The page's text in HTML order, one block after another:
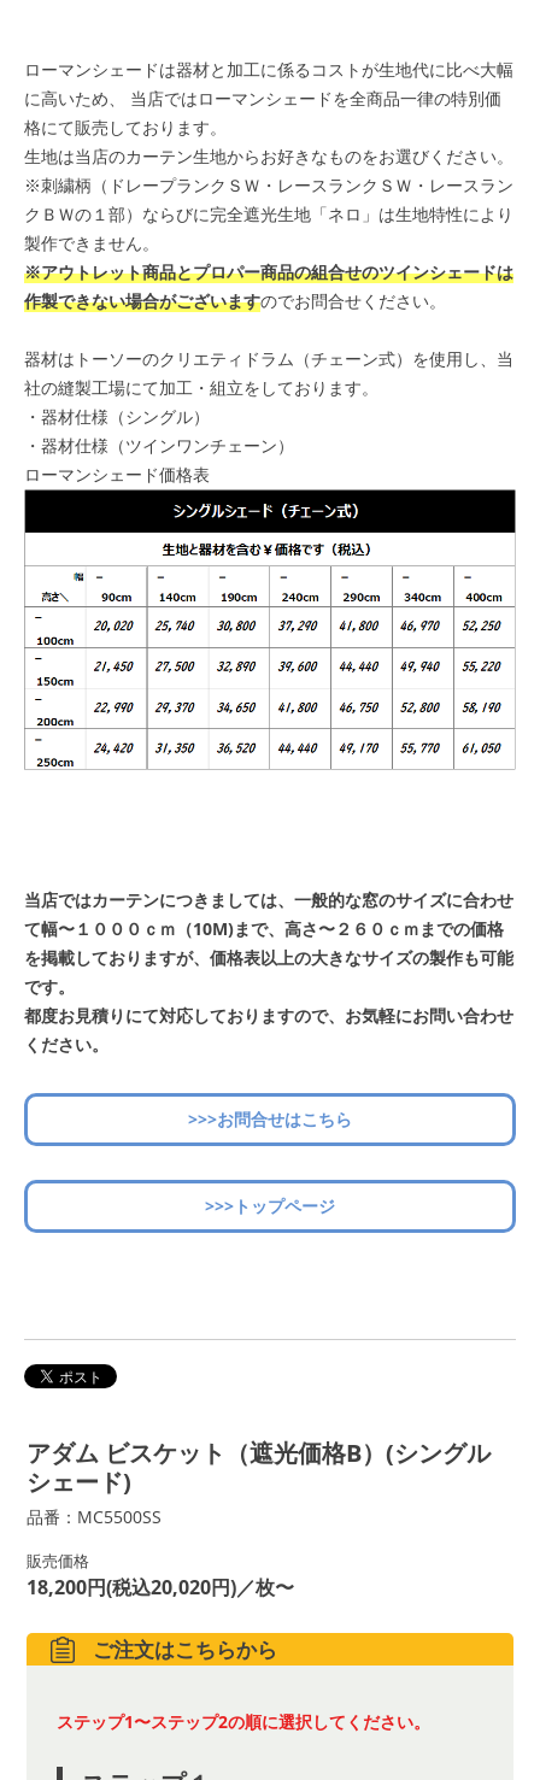
ローマンシェードは器材と加工に係るコストが生地代に比べ大幅
に高いため、 当店ではローマンシェードを全商品一律の特別価
格にて販売しております。
生地は当店のカーテン生地からお好きなものをお選びください。
※刺繍柄（ドレープランクＳＷ・レースランクＳＷ・レースラン
クＢＷの１部）ならびに完全遮光生地「ネロ」は生地特性により
製作できません。
※アウトレット商品とプロパー商品の組合せのツインシェードは
作製できない場合がございますのでお問合せください。
器材はトーソーのクリエティドラム（チェーン式）を使用し、当
社の縫製工場にて加工・組立をしております。
・ 器材仕様（シングル）
・ 器材仕様（ツインワンチェーン）
ローマンシェード価格表
当店ではカーテンにつきましては、一般的な窓のサイズに合わせ
て幅〜１０００ｃｍ（10M)まで、高さ〜２６０ｃｍまでの価格
を掲載しておりますが、価格表以上の大きなサイズの製作も可能
です。
都度お見積りにて対応しておりますので、お気軽にお問い合わせ
ください。
>>>お問合せはこちら
>>>トップページ
アダム ビスケット（遮光価格B）(シングル
シェード)
品番：MC5500SS
販売価格
18,200円(税込20,020円)／枚〜
ご注文はこちらから
ステップ1〜ステップ2の順に選択してください。